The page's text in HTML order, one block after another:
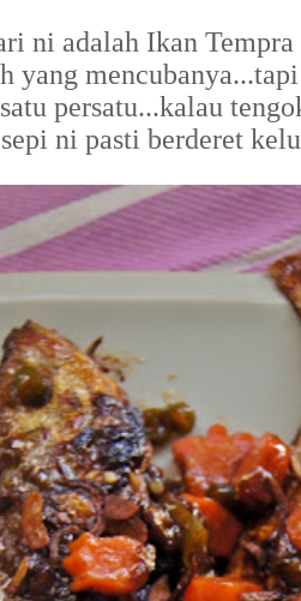
ni adalah Ikan
yang
persatu...kalau
ni pasti berderet